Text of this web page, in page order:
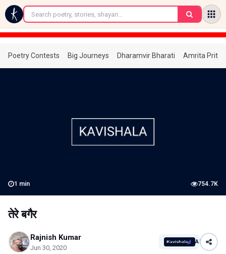
←
Poetry Contests Big Journeys Dharamvir Bharati Amrita
1 min 754.7K
तेरे बगैर
Rajnish Kumar
Jun 30, 2020
AI